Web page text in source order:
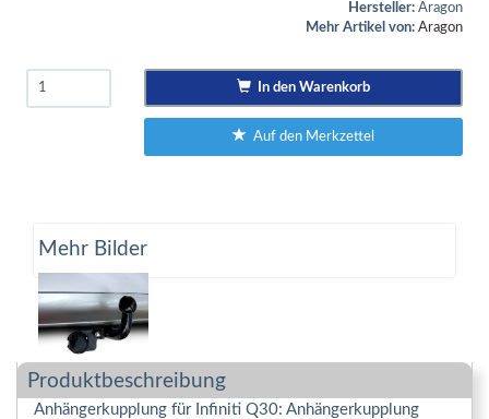
Hersteller: Aragon
Mehr Artikel von: Aragon
In den Warenkorb
Auf den Merkzettel
Mehr Bilder
Produktbeschreibung
Anhängerkupplung für Infiniti Q30: Anhängerkupplung